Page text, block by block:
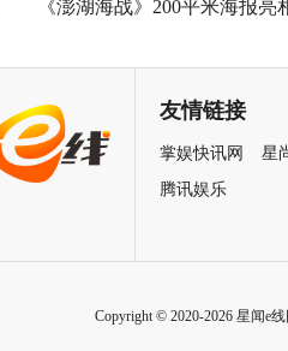
《澎湖海战》200平米海报亮
友情链接
掌娱快讯网
星
腾讯娱乐
Copyright © 2020-2026 星闻e